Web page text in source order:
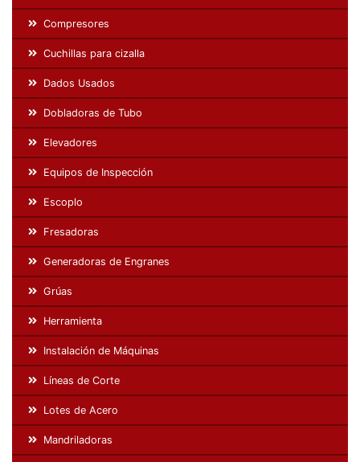
Compresores
Cuchillas para cizalla
Dados Usados
Dobladoras de Tubo
Elevadores
Equipos de Inspección
Escoplo
Fresadoras
Generadoras de Engranes
Grúas
Herramienta
Instalación de Máquinas
Líneas de Corte
Lotes de Acero
Mandriladoras